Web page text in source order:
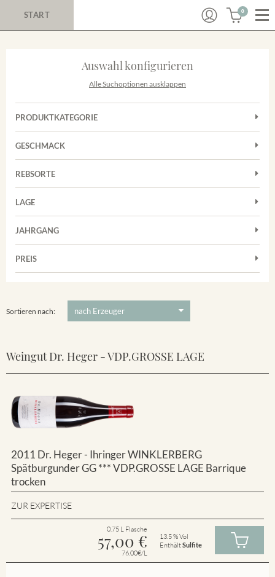
START 0
Auswahl konfigurieren
Alle Suchoptionen ausklappen
PRODUKTKATEGORIE
Cuvées
Rosé
Weißwein
GESCHMACK
Trocken
REBSORTE
Chardonnay
Grauburgunder
Riesling
LAGE
Achkarrer Schlossberg
Vorderer Winklerberg
Winklerberg Hinter Winklen
JAHRGANG
PREIS
Sortieren nach:
Weingut Dr. Heger - VDP.GROSSE LAGE
2011 Dr. Heger - Ihringer WINKLERBERG
Spätburgunder GG *** VDP.GROSSE LAGE Barrique
trocken
ZUR EXPERTISE
0.75 L Flasche
57,00 €
76.00€/L
13.5 % Vol
EnthältSulfite